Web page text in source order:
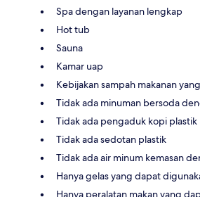
Spa dengan layanan lengkap
Hot tub
Sauna
Kamar uap
Kebijakan sampah makanan
Tidak ada minuman bersoda
Tidak ada pengaduk kopi plastik
Tidak ada sedotan plastik
Tidak ada air minum kemasan
Hanya gelas yang dapat
Hanya peralatan makan yang